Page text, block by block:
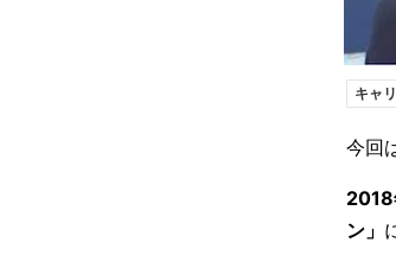
キャ
今回
2018
ン」